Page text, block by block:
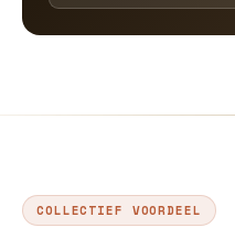
COLLECTIEF VOORDEEL